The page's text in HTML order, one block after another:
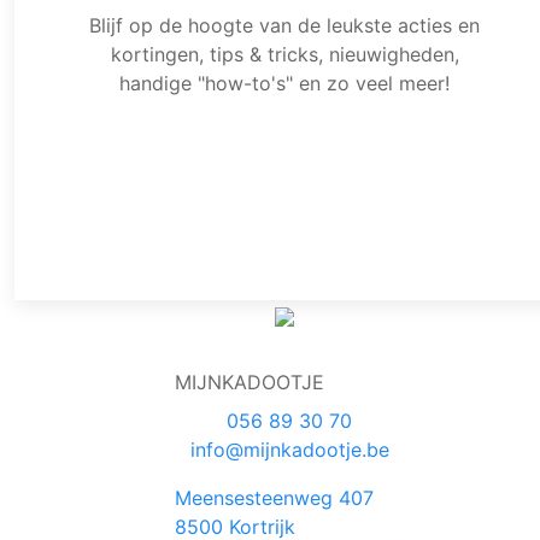
Blijf op de hoogte van de leukste acties en
kortingen, tips & tricks, nieuwigheden,
handige "how-to's" en zo veel meer!
MIJNKADOOTJE
056 89 30 70
info@mijnkadootje.be
Meensesteenweg 407
8500 Kortrijk